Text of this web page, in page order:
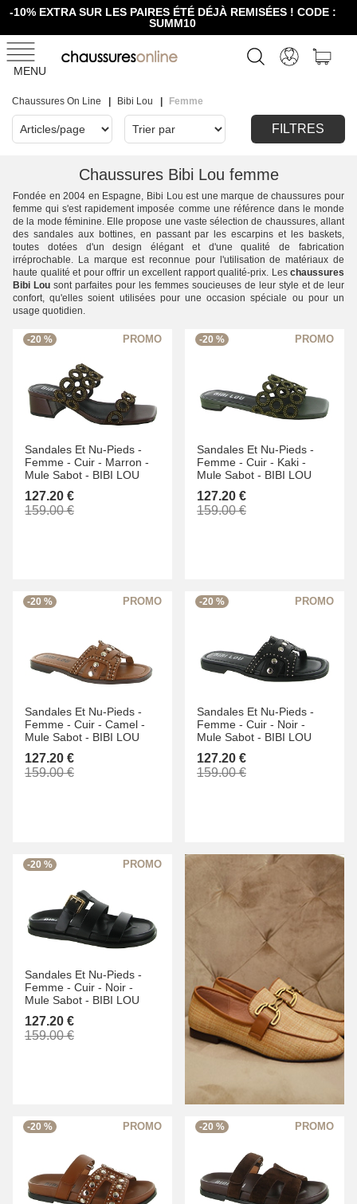
-10% EXTRA SUR LES PAIRES ÉTÉ DÉJÀ REMISÉES ! CODE :
SUMM10
MENU
Chaussures On Line Bibi Lou Femme
FILTRES
Chaussures Bibi Lou femme
Fondée en 2004 en Espagne, Bibi Lou est une marque de chaussures pour
femme qui s'est rapidement imposée comme une référence dans le monde
de la mode féminine. Elle propose une vaste sélection de chaussures, allant
des sandales aux bottines, en passant par les escarpins et les baskets,
toutes dotées d'un design élégant et d'une qualité de fabrication
irréprochable. La marque est reconnue pour l'utilisation de matériaux de
haute qualité et pour offrir un excellent rapport qualité-prix. Les chaussures
Bibi Lou sont parfaites pour les femmes soucieuses de leur style et de leur
confort, qu'elles soient utilisées pour une occasion spéciale ou pour un
usage quotidien.
-20 %
Sandales Et Nu-Pieds -
Femme - Cuir - Marron -
Mule Sabot - BIBI LOU
127.20 €
159.00 €
-20 %
Sandales Et Nu-Pieds -
Femme - Cuir - Kaki -
Mule Sabot - BIBI LOU
127.20 €
159.00 €
-20 %
Sandales Et Nu-Pieds -
Femme - Cuir - Camel -
Mule Sabot - BIBI LOU
127.20 €
159.00 €
-20 %
Sandales Et Nu-Pieds -
Femme - Cuir - Noir -
Mule Sabot - BIBI LOU
127.20 €
159.00 €
-20 %
Sandales Et Nu-Pieds -
Femme - Cuir - Noir -
Mule Sabot - BIBI LOU
127.20 €
159.00 €
-20 % -20 %